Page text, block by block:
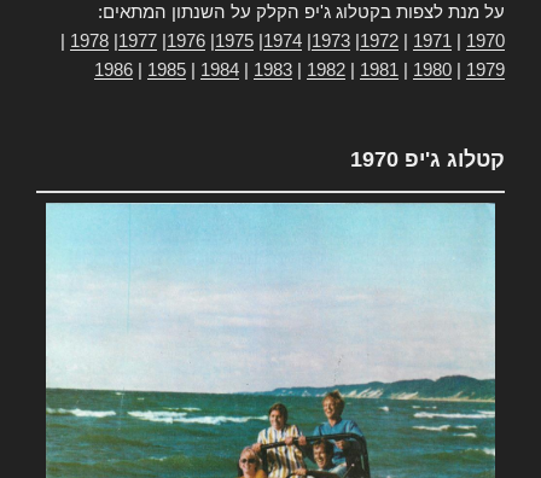
על מנת לצפות בקטלוג ג'יפ הקלק על השנתון המתאים:
1970
1971
1972
1973
1974
1975
1976
1977
1978
1979
1980
1981
1982
1983
1984
1985
1986
קטלוג ג'יפ 1970